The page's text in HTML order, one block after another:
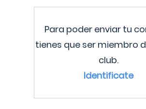
Para poder enviar tu
tienes que ser miembro
club.
Identificate